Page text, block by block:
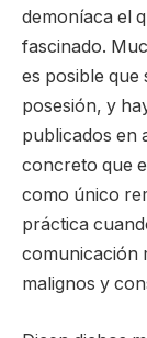
demoníaca el
fascinado.
es posible que
posesión, y
publicados en
concreto que
como único
práctica
comunicación
malignos y